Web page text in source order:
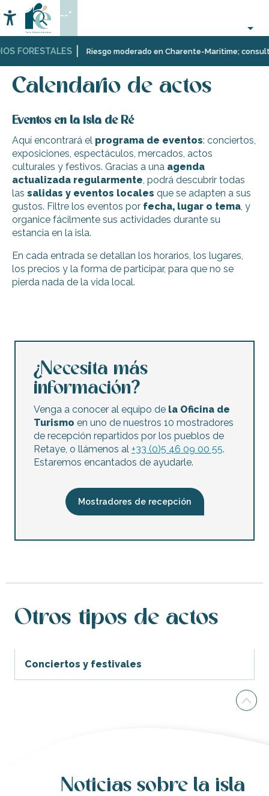
au
contenu
principal
FORESTALES Riesgo moderado en Charente-Maritime;
Accessibilité
Buscar
--°
Página Web
Organización
Actividades
y
EventosCalendario de actos
Calendario de actos
Eventos en la isla de Ré
Aquí encontrará el programa de eventos: conciertos,
exposiciones, espectáculos, mercados, actos
culturales y festivos. Gracias a una agenda
actualizada regularmente, podrá descubrir todas
las salidas y eventos locales que se adapten a sus
gustos. Filtre los eventos por fecha, lugar o tema, y
organice fácilmente sus actividades durante su
estancia en la isla.
En cada entrada se detallan los horarios, los lugares,
los precios y la forma de participar, para que no se
pierda nada de la vida local.
Le Conteur de l'Histoire : Louis XI, l'Ile de Ré et l'Emissaire
Dúo Charlilou
Exposición de Nicole Dorays: Esculturas de animales
Exposición «Chantal Urrien-Vilain expone» - Pinturas
Festival de food trucks en Ré
Exposición «Encuentro insólito» - Taller de cerámica de
Exposición «Ars-en-Ré» de Juliette Heckmann - Fotos
Exposición de pintura: Alain Mastio
¿Necesita más
información?
Venga a conocer al equipo de la Oficina de
Turismo en uno de nuestros 10 mostradores
de recepción repartidos por los pueblos de
Retaye, o llámenos al +33 (0)5 46 09 00 55.
Estaremos encantados de ayudarle.
Mostradores de recepción
Otros tipos de actos
Conciertos y festivales
Noticias sobre la isla